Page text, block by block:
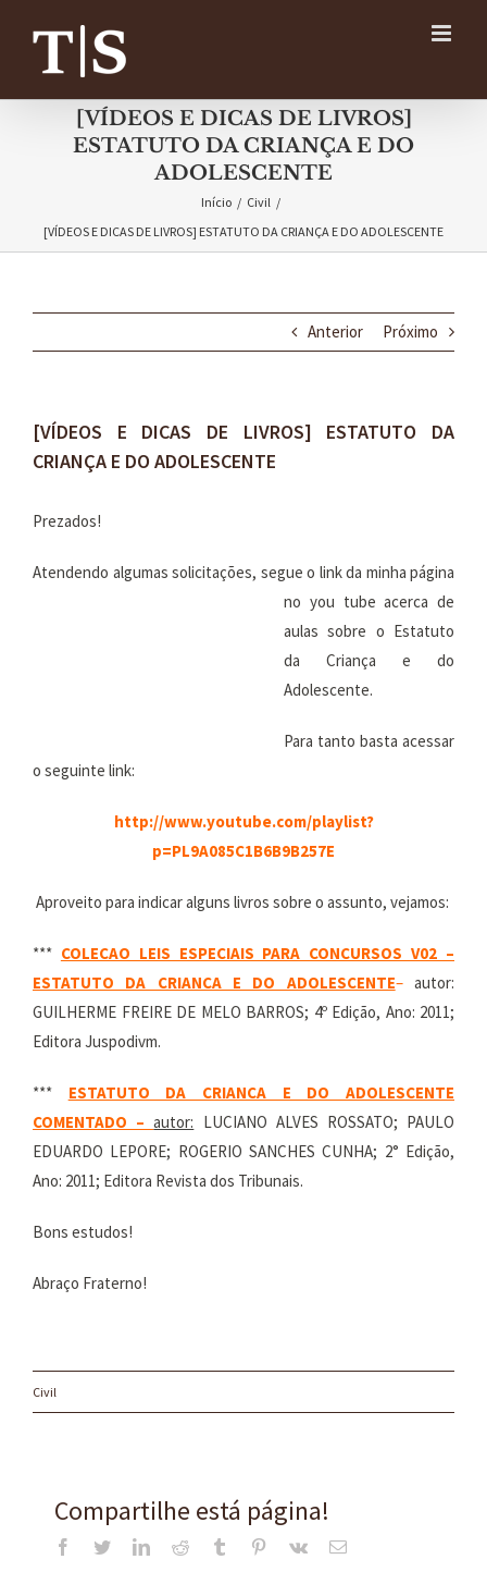
conteúdo
[VÍDEOS E DICAS DE LIVROS]
ESTATUTO DA CRIANÇA E DO
ADOLESCENTE
Início / Civil /
[VÍDEOS E DICAS DE LIVROS] ESTATUTO DA CRIANÇA E DO ADOLESCENTE
Anterior Próximo
[VÍDEOS E DICAS DE LIVROS] ESTATUTO DA
CRIANÇA E DO ADOLESCENTE
Prezados!
Atendendo algumas solicitações, segue o link da minha página
no you tube acerca de
aulas sobre o Estatuto
da Criança e do
Adolescente.
Para tanto basta acessar
o seguinte link:
http://www.youtube.com/playlist?
p=PL9A085C1B6B9B257E
Aproveito para indicar alguns livros sobre o assunto, vejamos:
*** COLECAO LEIS ESPECIAIS PARA CONCURSOS V02 –
ESTATUTO DA CRIANCA E DO ADOLESCENTE–autor:
GUILHERME FREIRE DE MELO BARROS; 4º Edição, Ano: 2011;
Editora Juspodivm.
*** ESTATUTO DA CRIANCA E DO ADOLESCENTE
COMENTADO –autor: LUCIANO ALVES ROSSATO; PAULO
EDUARDO LEPORE; ROGERIO SANCHES CUNHA; 2° Edição,
Ano: 2011; Editora Revista dos Tribunais.
Bons estudos!
Abraço Fraterno!
Civil
Compartilhe está página!
Facebook
TwitterLinkedInReddit Tumblr Pinterest
Vk
E-